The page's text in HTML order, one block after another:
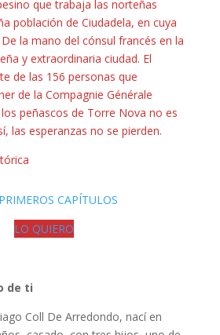
que trabaja las norteñas
población de Ciudadela, en cuya
la mano del cónsul francés en la
y extraordinaria ciudad. El
de las 156 personas que
de la Compagnie Générale
peñascos de Torre Nova no es
las esperanzas no se pierden.
CAPÍTULOS
LO QUIERO
de ti
Coll De Arredondo, nací en